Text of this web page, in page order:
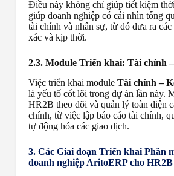
Điều này không chỉ giúp tiết kiệm
giúp doanh nghiệp có cái nhìn tổng
tài chính và nhân sự, từ đó đưa ra
xác và kịp thời.
2.3. Module Triển khai: Tài chính
Việc triển khai module Tài chính –
là yếu tố cốt lõi trong dự án lần này.
HR2B theo dõi và quản lý toàn diện
chính, từ việc lập báo cáo tài chính,
tự động hóa các giao dịch.
3. Các Giai đoạn Triển khai Phần
doanh nghiệp AritoERP cho HR2B